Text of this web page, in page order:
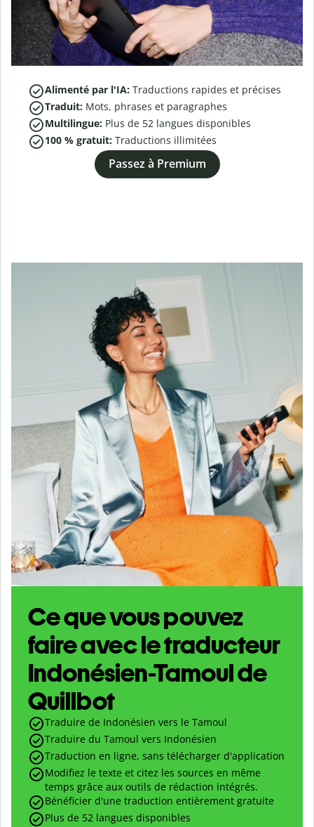
Alimenté par l'IA: Traductions rapides et précises
Traduit: Mots, phrases et paragraphes
Multilingue: Plus de 52 langues disponibles
100 % gratuit: Traductions illimitées
Passez à Premium
Ce que vous pouvez
faire avec le traducteur
Indonésien-Tamoul de
Quillbot
Traduire de Indonésien vers le Tamoul
Traduire du Tamoul vers Indonésien
Traduction en ligne, sans télécharger d'application
Modifiez le texte et citez les sources en même
temps grâce aux outils de rédaction intégrés.
Bénéficier d'une traduction entièrement gratuite
Plus de 52 langues disponibles